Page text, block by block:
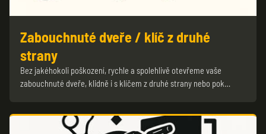
Zabouchnuté dveře / klíč z druhé
strany
Bez jakéhokoli poškození, rychle a spolehlivě otevřeme vaše
zabouchnuté dveře, klidně i s klíčem z druhé strany nebo pok…